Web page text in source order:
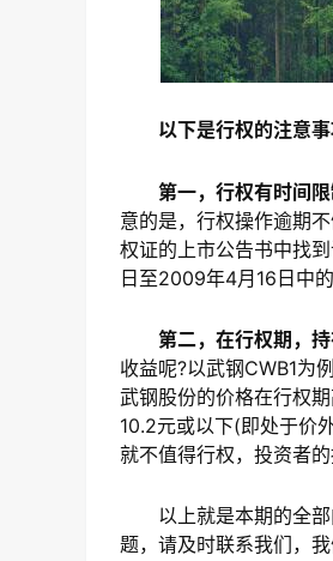
以下是行权的注意事
第一，行权有时间限
意的是，行权操作逾期
权证的上市公告书中找
日至2009年4月16日中的
第二，在行权期，持
收益呢?以武钢CWB1为
武钢股份的价格在行权
10.2元或以下(即处于价
就不值得行权，投资者
以上就是本期的全部
题，请及时联系我们，